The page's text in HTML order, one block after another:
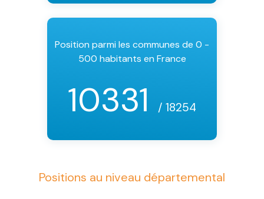
Position parmi les communes de 0 -
500 habitants en France
10331 / 18254
Positions au niveau départemental